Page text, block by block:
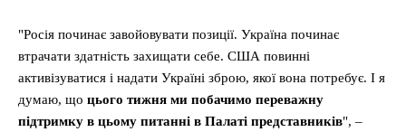
"Росія починає завойовувати позиції. Україна починає
втрачати здатність захищати себе. США повинні
активізуватися і надати Україні зброю, якої вона потребує. І я
думаю, що цього тижня ми побачимо переважну
підтримку в цьому питанні в Палаті представників", –